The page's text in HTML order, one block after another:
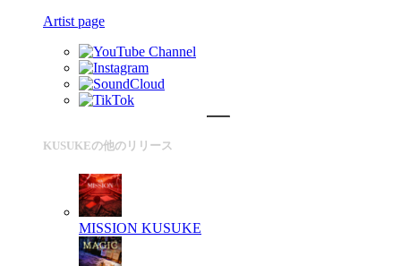
Artist page
KUSUKEの他のリリース
MISSION KUSUKE